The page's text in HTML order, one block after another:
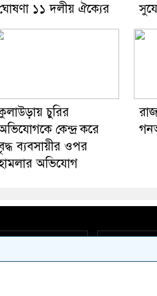
১১ দলীয় ঐক্যের
চুরির
কেন্দ্র করে
ব্যবসায়ীর ওপর
অভিযোগ